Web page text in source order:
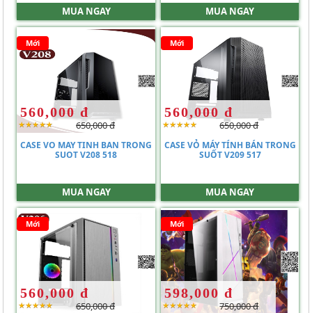
MUA NGAY MUA NGAY
Mới
CASE VO MAY TINH BAN TRONG
SUOT V208 518
560,000 đ
650,000 đ
MUA NGAY
Mới
CASE VỎ MÁY TÍNH BÁN TRONG
SUỐT V209 517
560,000 đ
650,000 đ
MUA NGAY
Mới
560,000 đ
650,000 đ
Mới
598,000 đ
750,000 đ